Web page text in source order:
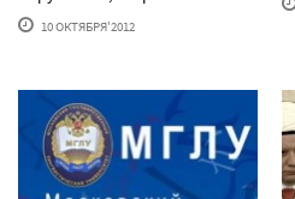
10 ОКТЯБРЯ'2012